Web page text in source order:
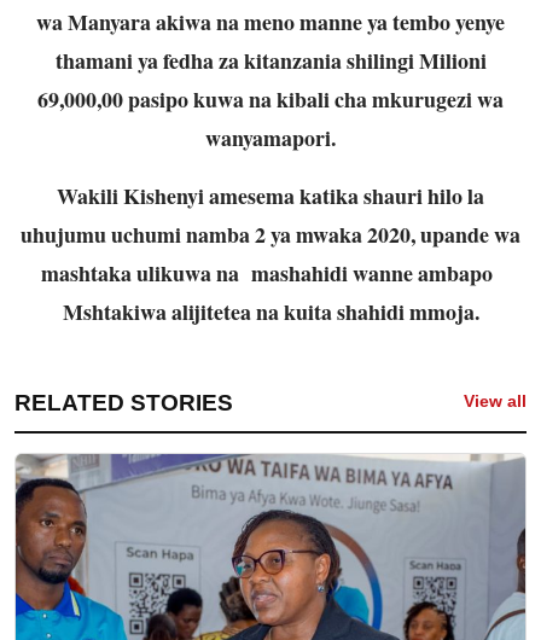
wa Manyara akiwa na meno manne ya tembo yenye
thamani ya fedha za kitanzania shilingi Milioni
69,000,00 pasipo kuwa na kibali cha mkurugezi wa
wanyamapori.
Wakili Kishenyi amesema katika shauri hilo la
uhujumu uchumi namba 2 ya mwaka 2020, upande wa
mashtaka ulikuwa na mashahidi wanne ambapo
Mshtakiwa alijitetea na kuita shahidi mmoja.
RELATED STORIES View all